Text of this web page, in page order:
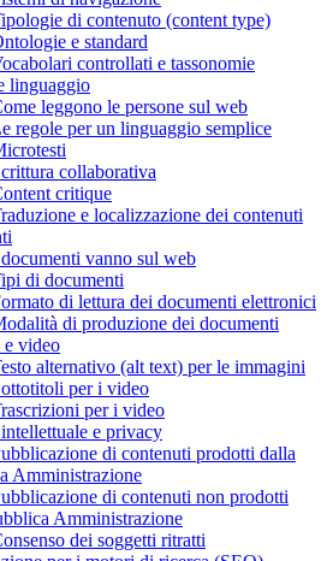
di contenuto (content type)
e standard
controllati e tassonomie
linguaggio
leggono le persone sul web
regole per un linguaggio semplice
collaborativa
critique
e localizzazione dei contenuti
vanno sul web
di documenti
di lettura dei documenti elettronici
di produzione dei documenti
video
alternativo (alt text) per le immagini
per i video
per i video
e privacy
di contenuti prodotti dalla
Amministrazione
di contenuti non prodotti
Amministrazione
dei soggetti ritratti